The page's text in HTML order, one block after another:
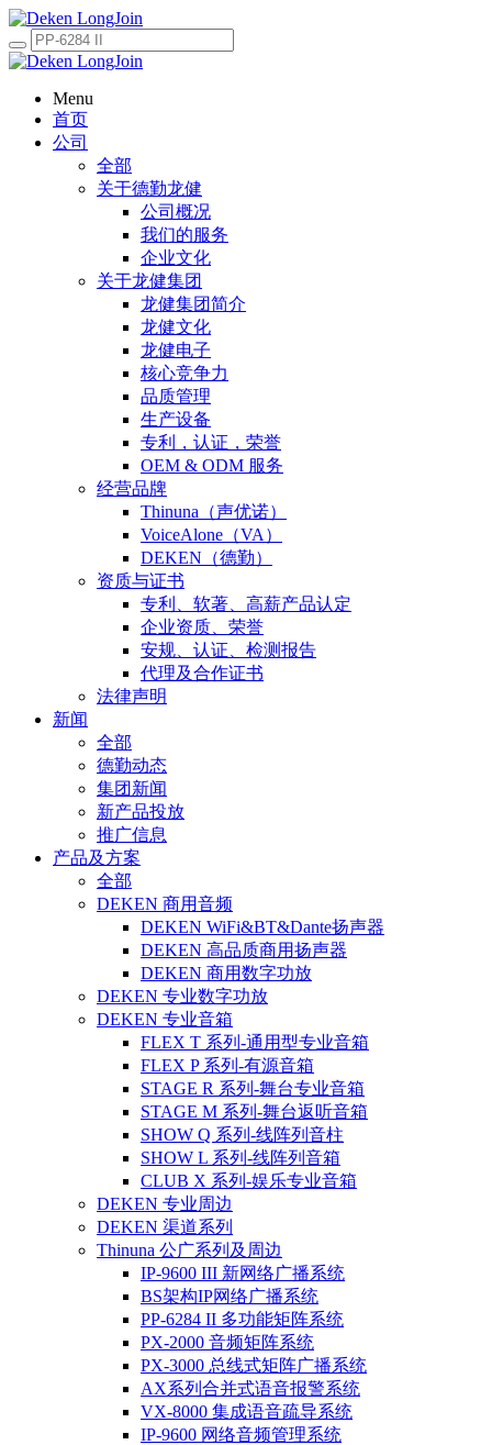
Menu
首页
公司
全部
关于德勤龙健
公司概况
我们的服务
企业文化
关于龙健集团
龙健集团简介
龙健文化
龙健电子
核心竞争力
品质管理
生产设备
专利，认证，荣誉
OEM & ODM 服务
经营品牌
Thinuna（声优诺）
VoiceAlone（VA）
DEKEN（德勤）
资质与证书
专利、软著、高薪产品认定
企业资质、荣誉
安规、认证、检测报告
代理及合作证书
法律声明
新闻
全部
德勤动态
集团新闻
新产品投放
推广信息
产品及方案
全部
DEKEN 商用音频
DEKEN WiFi&BT&Dante扬声器
DEKEN 高品质商用扬声器
DEKEN 商用数字功放
DEKEN 专业数字功放
DEKEN 专业音箱
FLEX T 系列-通用型专业音箱
FLEX P 系列-有源音箱
STAGE R 系列-舞台专业音箱
STAGE M 系列-舞台返听音箱
SHOW Q 系列-线阵列音柱
SHOW L 系列-线阵列音箱
CLUB X 系列-娱乐专业音箱
DEKEN 专业周边
DEKEN 渠道系列
Thinuna 公广系列及周边
IP-9600 III 新网络广播系统
BS架构IP网络广播系统
PP-6284 II 多功能矩阵系统
PX-2000 音频矩阵系统
PX-3000 总线式矩阵广播系统
AX系列合并式语音报警系统
VX-8000 集成语音疏导系统
IP-9600 网络音频管理系统